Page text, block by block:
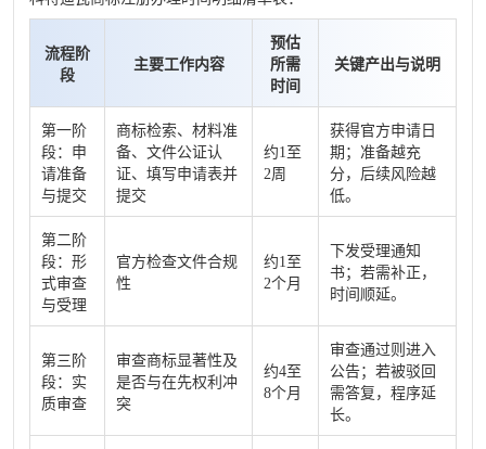
流程阶
段
主要工作内容
预估
所需
时间
关键产出与说明
第一阶
段：申
请准备
与提交
商标检索、材料准
备、文件公证认
证、填写申请表并
提交
约1至
2周
获得官方申请日
期；准备越充
分，后续风险越
低。
第二阶
段：形
式审查
与受理
官方检查文件合规
性
约1至
2个月
下发受理通知
书；若需补正，
时间顺延。
第三阶
段：实
质审查
审查商标显著性及
是否与在先权利冲
突
约4至
8个月
审查通过则进入
公告；若被驳回
需答复，程序延
长。